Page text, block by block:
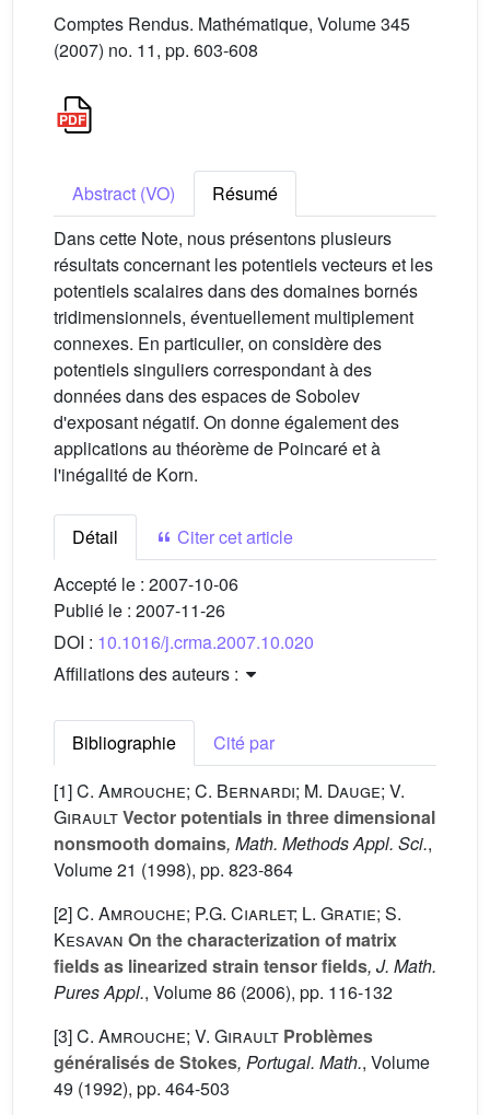
Comptes Rendus. Mathématique, Volume 345
(2007) no. 11, pp. 603-608
Abstract (VO)
Résumé
Dans cette Note, nous présentons plusieurs
résultats concernant les potentiels vecteurs et les
potentiels scalaires dans des domaines bornés
tridimensionnels, éventuellement multiplement
connexes. En particulier, on considère des
potentiels singuliers correspondant à des
données dans des espaces de Sobolev
d'exposant négatif. On donne également des
applications au théorème de Poincaré et à
l'inégalité de Korn.
Détail
Citer cet article
Accepté le : 2007-10-06
Publié le : 2007-11-26
DOI : 10.1016/j.crma.2007.10.020
Affiliations des auteurs :
Bibliographie
Cité par
[1]C. Amrouche; C. Bernardi; M. Dauge; V.
GiraultVector potentials in three dimensional
nonsmooth domains, Math. Methods Appl. Sci.,
Volume 21 (1998), pp. 823-864
[2]C. Amrouche; P.G. Ciarlet; L. Gratie; S.
Kesavan On the characterization of matrix
fields as linearized strain tensor fields, J. Math.
Pures Appl., Volume 86 (2006), pp. 116-132
[3]C. Amrouche; V. Girault Problèmes
généralisés de Stokes, Portugal. Math., Volume
49 (1992), pp. 464-503